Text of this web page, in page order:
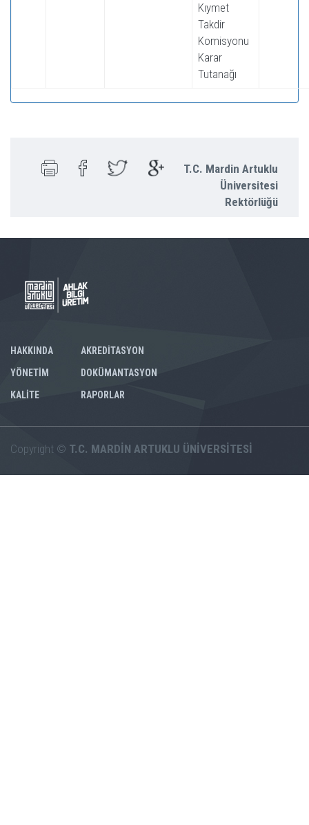
Kıymet
Takdir
Komisyonu
Karar
Tutanağı
T.C. Mardin Artuklu
Üniversitesi
Rektörlüğü
HAKKINDA
YÖNETİM
KALİTE
AKREDİTASYON
DOKÜMANTASYON
RAPORLAR
Copyright © T.C. MARDİN ARTUKLU ÜNİVERSİTESİ